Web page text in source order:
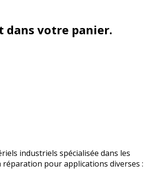
dans votre panier.
industriels spécialisée dans les
réparation pour applications diverses :